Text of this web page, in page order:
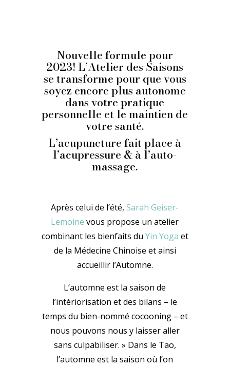
Nouvelle formule pour
2023! L’Atelier des Saisons
se transforme pour que vous
soyez encore plus autonome
dans votre pratique
personnelle et le maintien de
votre santé.
L’acupuncture fait place à
l’acupressure & à l’auto-
massage.
Après celui de l’été,Sarah Geiser-
Lemoinevous propose un atelier
combinant les bienfaits du Yin Yoga et
de la Médecine Chinoise et ainsi
accueillir l’Automne.
L’automne est la saison de
l’intériorisation et des bilans – le
temps du bien-nommé cocooning – et
nous pouvons nous y laisser aller
sans culpabiliser. » Dans le Tao,
l’automne est la saison où l’on